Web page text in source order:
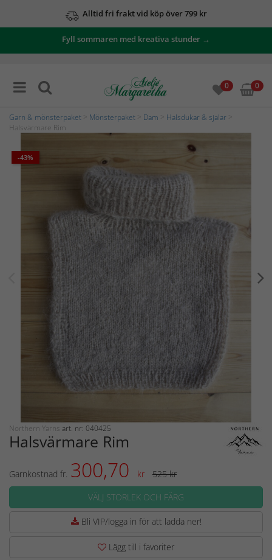
Alltid fri frakt vid köp över 799 kr
Fyll sommaren med kreativa stunder →
0 0
Garn & mönsterpaket Mönsterpaket Dam Halsdukar & sjalar
Halsvärmare Rim
-43%
Northern Yarns art. nr: 040425
Halsvärmare Rim
Garnkostnad fr. 300,70 kr
525 kr
VÄLJ STORLEK OCH FÄRG
Bli VIP/logga in för att ladda ner!
Lägg till i favoriter